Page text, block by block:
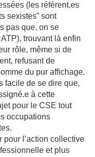
(les référent.es
sexistes” sont
pas que, on se
trouvant là enfin
rôle, même si de
refusant de
du pur affichage.
facile de se dire que,
à cette
pour le CSE tout
occupations
pour l’action collective
et plus